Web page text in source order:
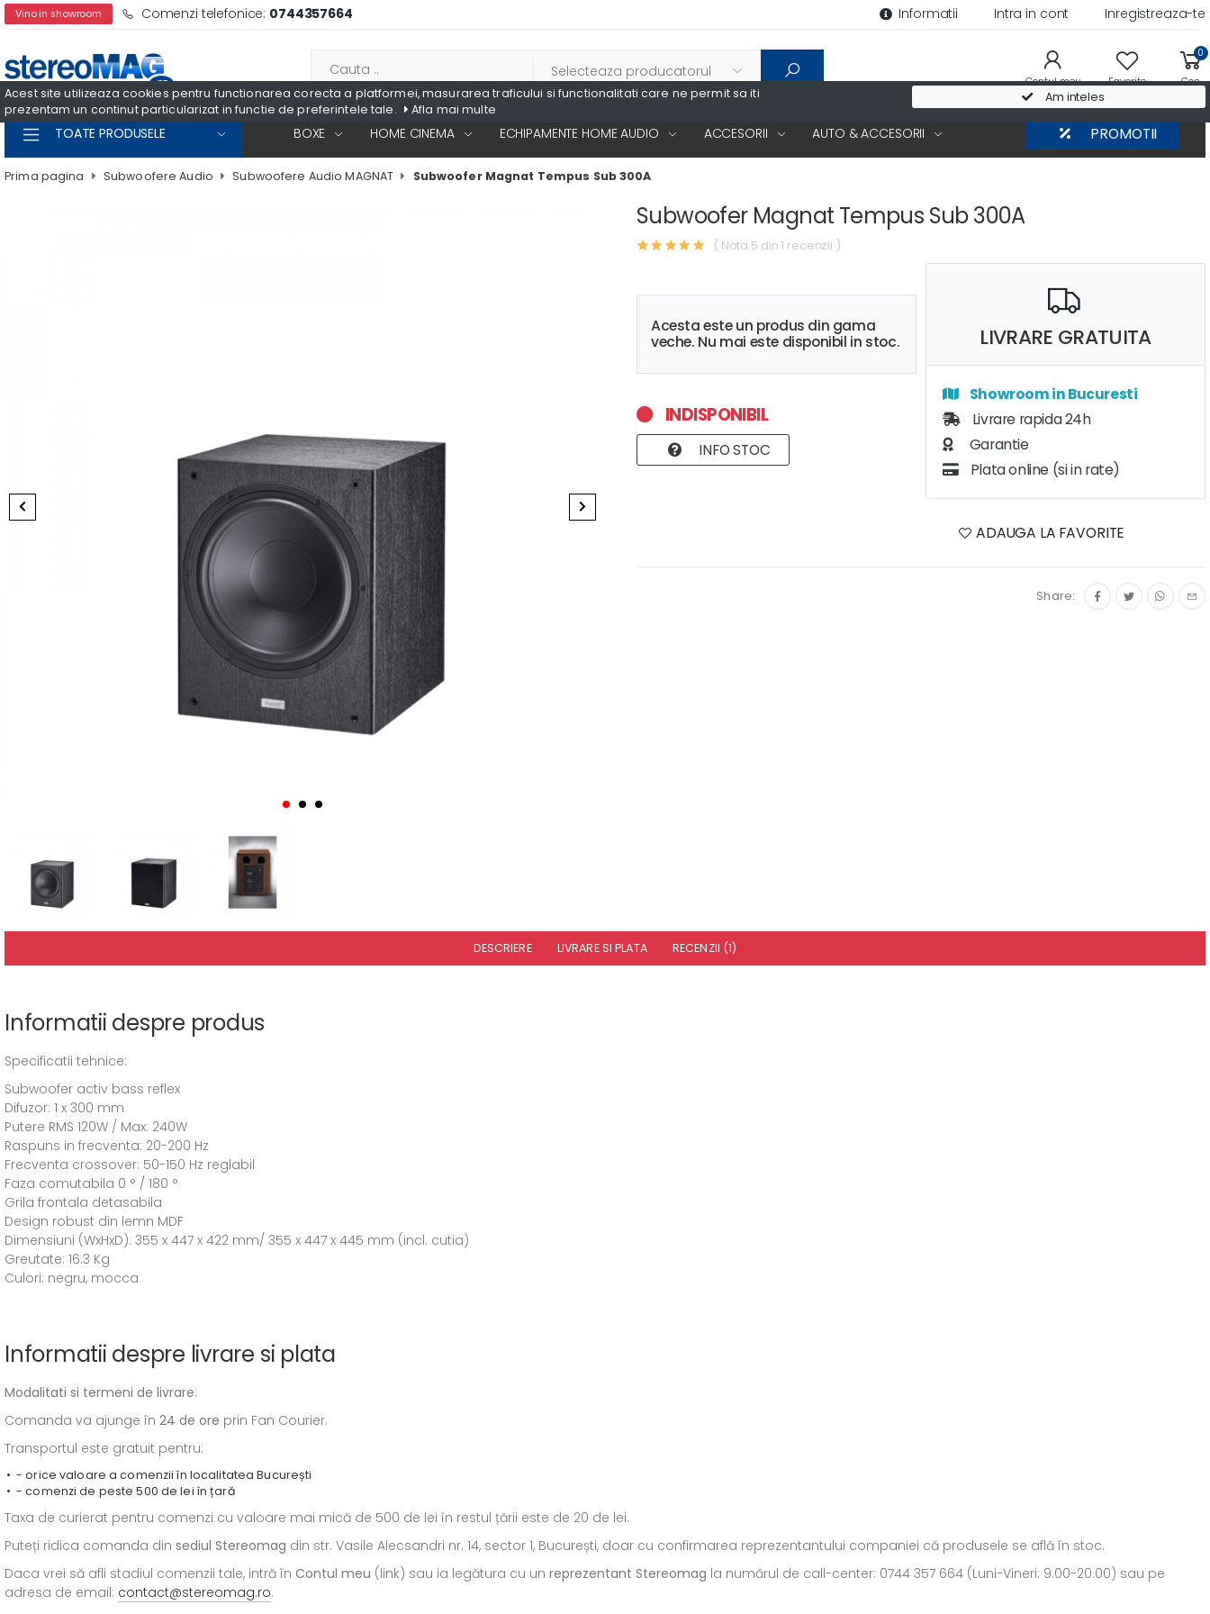
Acest site utilizeaza cookies pentru functionarea corecta a platformei, masurarea traficului si functionalitati care ne permit sa iti
prezentam un continut particularizat in functie de preferintele tale.
Afla mai multe
Am inteles
Vino in showroom Comenzi telefonice: 0744357664 Informatii Intra in cont Inregistreaza-te
Contul meu Favorite
0
Cos
TOATE PRODUSELE BOXE HOME CINEMA ECHIPAMENTE HOME AUDIO ACCESORII AUTO & ACCESORII PROMOTII
Prima pagina Subwoofere Audio Subwoofere Audio MAGNAT Subwoofer Magnat Tempus Sub 300A
Subwoofer Magnat Tempus Sub 300A
( Nota 5 din 1 recenzii )
Acesta este un produs din gama
veche. Nu mai este disponibil in stoc.
INDISPONIBIL
INFO STOC
LIVRARE GRATUITA
Showroom in Bucuresti
Livrare rapida 24h
Garantie
Plata online (si in rate)
ADAUGA LA FAVORITE
Share:
DESCRIERE LIVRARE SI PLATA RECENZII (1)
Informatii despre produs
Specificatii tehnice:
Subwoofer activ bass reflex
Difuzor: 1 x 300 mm
Putere RMS 120W / Max: 240W
Raspuns in frecventa: 20-200 Hz
Frecventa crossover: 50-150 Hz reglabil
Faza comutabila 0 ° / 180 °
Grila frontala detasabila
Design robust din lemn MDF
Dimensiuni (WxHxD): 355 x 447 x 422 mm/ 355 x 447 x 445 mm (incl. cutia)
Greutate: 16.3 Kg
Culori: negru, mocca
Informatii despre livrare si plata
Modalitati si termeni de livrare:
Comanda va ajunge în 24 de ore prin Fan Courier.
Transportul este gratuit pentru:
- orice valoare a comenzii în localitatea București
- comenzi de peste 500 de lei în țară
Taxa de curierat pentru comenzi cu valoare mai mică de 500 de lei în restul țării este de 20 de lei.
Puteți ridica comanda din sediul Stereomag din str. Vasile Alecsandri nr. 14, sector 1, București, doar cu confirmarea reprezentantului companiei că produsele se află în stoc.
Daca vrei să afli stadiul comenzii tale, intră în Contul meu (link) sau ia legătura cu un reprezentant Stereomag la numărul de call-center: 0744 357 664 (Luni-Vineri: 9.00-20.00) sau pe
adresa de email: contact@stereomag.ro.